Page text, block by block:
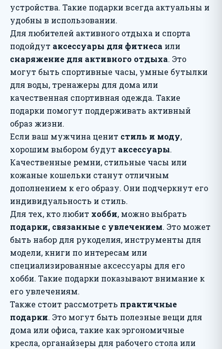
устройства. Такие подарки всегда актуальны и
удобны в использовании.
Для любителей активного отдыха и спорта
подойдут аксессуары для фитнеса или
снаряжение для активного отдыха. Это
могут быть спортивные часы, умные бутылки
для воды, тренажеры для дома или
качественная спортивная одежда. Такие
подарки помогут поддерживать активный
образ жизни.
Если ваш мужчина ценит стиль и моду,
хорошим выбором будут аксессуары.
Качественные ремни, стильные часы или
кожаные кошельки станут отличным
дополнением к его образу. Они подчеркнут его
индивидуальность и стиль.
Для тех, кто любит хобби, можно выбрать
подарки, связанные с увлечением. Это может
быть набор для рукоделия, инструменты для
модели, книги по интересам или
специализированные аксессуары для его
хобби. Такие подарки показывают внимание к
его увлечениям.
Также стоит рассмотреть практичные
подарки. Это могут быть полезные вещи для
дома или офиса, такие как эргономичные
кресла, органайзеры для рабочего стола или